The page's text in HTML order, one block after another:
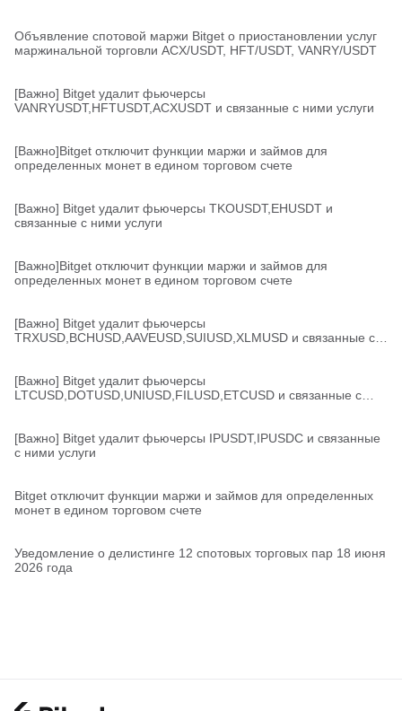
Объявление спотовой маржи Bitget о приостановлении услуг
маржинальной торговли ACX/USDT, HFT/USDT, VANRY/USDT
[Важно] Bitget удалит фьючерсы
VANRYUSDT,HFTUSDT,ACXUSDT и связанные с ними услуги
[Важно]Bitget отключит функции маржи и займов для
определенных монет в едином торговом счете
[Важно] Bitget удалит фьючерсы TKOUSDT,EHUSDT и
связанные с ними услуги
[Важно]Bitget отключит функции маржи и займов для
определенных монет в едином торговом счете
[Важно] Bitget удалит фьючерсы
TRXUSD,BCHUSD,AAVEUSD,SUIUSD,XLMUSD и связанные с
[Важно] Bitget удалит фьючерсы
LTCUSD,DOTUSD,UNIUSD,FILUSD,ETCUSD и связанные с
[Важно] Bitget удалит фьючерсы IPUSDT,IPUSDC и связанные
с ними услуги
Bitget отключит функции маржи и займов для определенных
монет в едином торговом счете
Уведомление о делистинге 12 спотовых торговых пар 18 июня
2026 года